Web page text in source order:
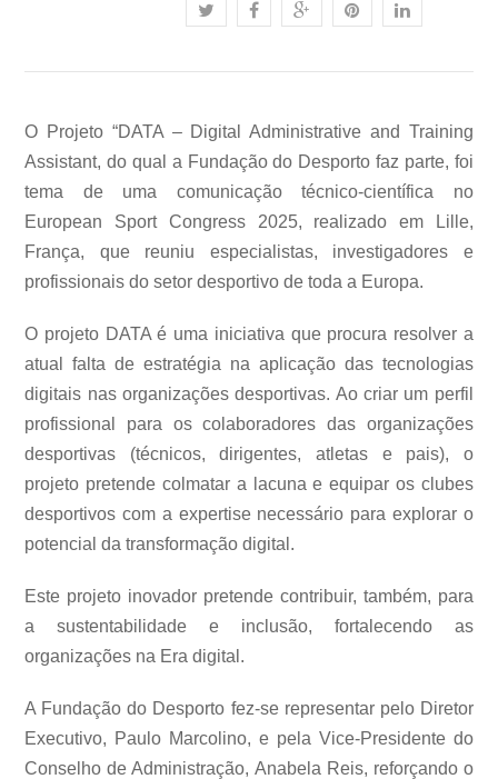
O Projeto “DATA – Digital Administrative and Training
Assistant, do qual a Fundação do Desporto faz parte, foi
tema de uma comunicação técnico-científica no
European Sport Congress 2025, realizado em Lille,
França, que reuniu especialistas, investigadores e
profissionais do setor desportivo de toda a Europa.
O projeto DATA é uma iniciativa que procura resolver a
atual falta de estratégia na aplicação das tecnologias
digitais nas organizações desportivas. Ao criar um perfil
profissional para os colaboradores das organizações
desportivas (técnicos, dirigentes, atletas e pais), o
projeto pretende colmatar a lacuna e equipar os clubes
desportivos com a expertise necessário para explorar o
potencial da transformação digital.
Este projeto inovador pretende contribuir, também, para
a sustentabilidade e inclusão, fortalecendo as
organizações na Era digital.
A Fundação do Desporto fez-se representar pelo Diretor
Executivo, Paulo Marcolino, e pela Vice-Presidente do
Conselho de Administração, Anabela Reis, reforçando o